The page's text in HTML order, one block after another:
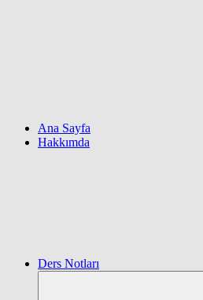
Ana Sayfa
Hakkımda
Ders Notları